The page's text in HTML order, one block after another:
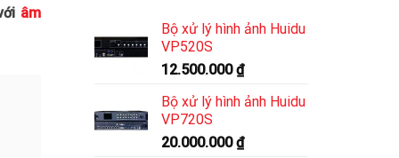
âm
Bộ xử lý hình ảnh Huidu
VP520S
12.500.000₫
Bộ xử lý hình ảnh Huidu
VP720S
20.000.000₫